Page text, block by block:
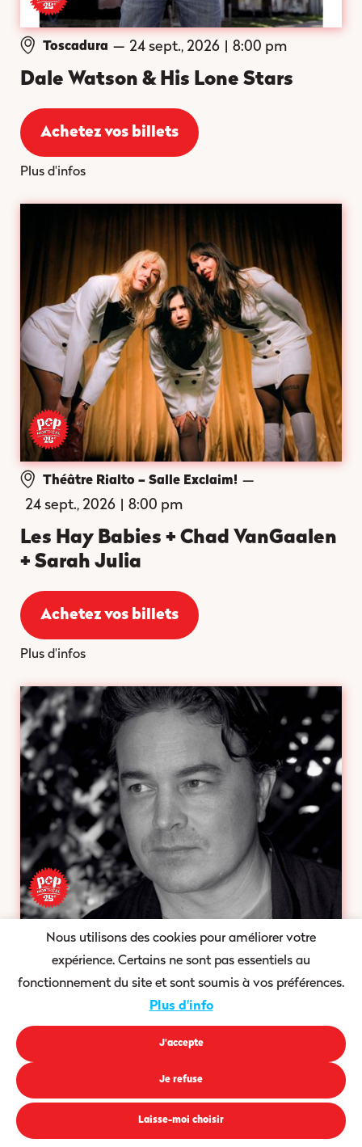
Nous utilisons des cookies pour améliorer votre
expérience. Certains ne sont pas essentiels au
fonctionnement du site et sont soumis à vos préférences.
Plus d'info
J'accepte
Je refuse
Laisse-moi choisir
Toscadura — 24 sept., 2026 8:00 pm
Dale Watson & His Lone Stars
Achetez vos billets
Plus d'infos
Théâtre Rialto – Salle Exclaim! —
24 sept., 2026
8:00 pm
Les Hay Babies + Chad VanGaalen
+ Sarah Julia
Achetez vos billets
Plus d'infos
La Sala Rossa – Salle The Main —
24 sept., 2026 | 8:00 pm
Spencer Krug + invité(e)s
Achetez vos billets
Plus d'infos